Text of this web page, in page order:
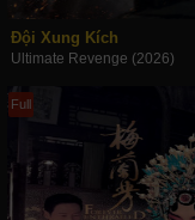
Đội Xung Kích
Ultimate Revenge (2026)
Full